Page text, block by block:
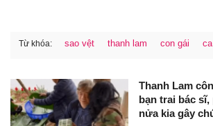
Từ khóa: sao vệt thanh lam con gái
Thanh Lam
bạn trai bác
nửa kia gây